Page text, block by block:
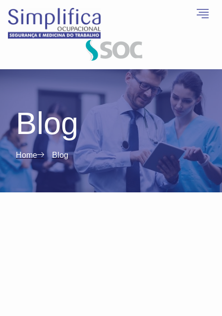
Blog
Home Blog